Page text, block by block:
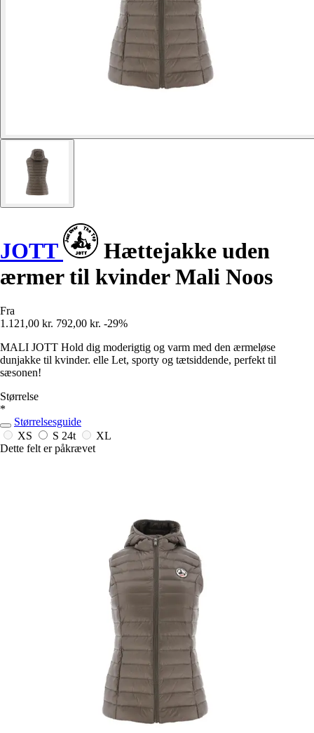
JOTT
Hættejakke uden
ærmer til kvinder Mali Noos
Fra
1.121,00 kr. 792,00 kr. -29%
MALI JOTT Hold dig moderigtig og varm med den ærmeløse
dunjakke til kvinder. elle Let, sporty og tætsiddende, perfekt til
sæsonen!
Størrelse
*
Størrelsesguide
XS
S 24t
XL
Dette felt er påkrævet